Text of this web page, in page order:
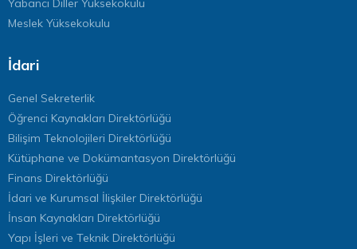
Meslek Yüksekokulu
İdari
Genel Sekreterlik
Öğrenci Kaynakları Direktörlüğü
Bilişim Teknolojileri Direktörlüğü
Kütüphane ve Dokümantasyon Direktörlüğü
Finans Direktörlüğü
İdari ve Kurumsal İlişkiler Direktörlüğü
İnsan Kaynakları Direktörlüğü
Yapı İşleri ve Teknik Direktörlüğü